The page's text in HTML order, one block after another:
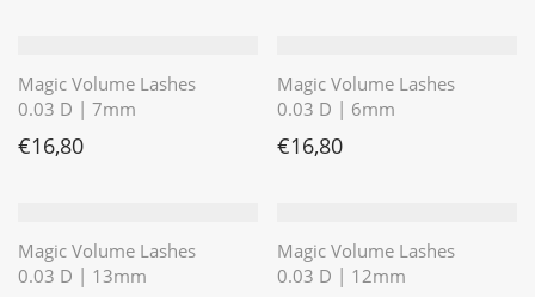
Magic Volume Lashes
0.03 D | 7mm
€16,80
Magic Volume Lashes
0.03 D | 6mm
€16,80
Magic Volume Lashes
0.03 D | 13mm
Magic Volume Lashes
0.03 D | 12mm